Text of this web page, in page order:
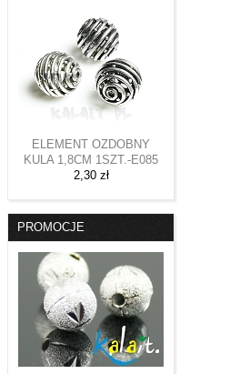
ELEMENT OZDOBNY
KULA 1,8CM 1SZT.-E085
2,30 zł
PROMOCJE